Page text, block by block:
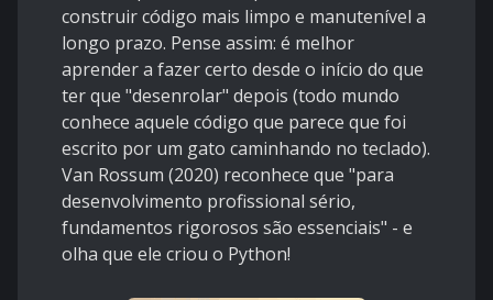
construir código mais limpo e manutenível a
longo prazo. Pense assim: é melhor
aprender a fazer certo desde o início do que
ter que "desenrolar" depois (todo mundo
conhece aquele código que parece que foi
escrito por um gato caminhando no teclado).
Van Rossum (2020) reconhece que "para
desenvolvimento profissional sério,
fundamentos rigorosos são essenciais" - e
olha que ele criou o Python!